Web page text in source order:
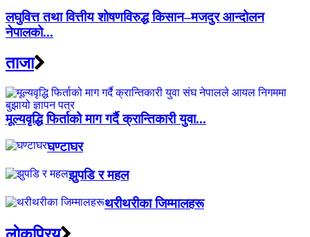
लघुवित्त तथा वित्तीय शोषणविरुद्ध किसान–मजदुर आन्दोलन
नेपालको...
ताजा
मूल्यवृद्धि फिर्ताको माग गर्दै क्रान्तिकारी युवा...
घण्टाघर
झुपडि र महल
थरीथरीका जिम्मालहरू